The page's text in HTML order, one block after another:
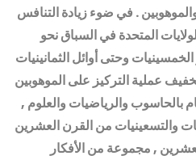
. في ضوء زيادة التنافس
المتحدة في السباق نحو
وحتى أوائل الثمانينيات
عملية التركيز على الموهوبين
بالحاسوب والرياضيات والعلوم ,
والتسعينيات من القرن العشرين
, مجموعة من الأفكار